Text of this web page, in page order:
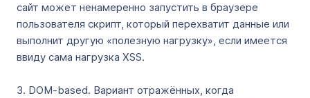
сайт может ненамеренно запустить в браузере
пользователя скрипт, который перехватит данные или
выполнит другую «полезную нагрузку», если имеется
ввиду сама нагрузка XSS.
3. DOM-based. Вариант отражённых, когда